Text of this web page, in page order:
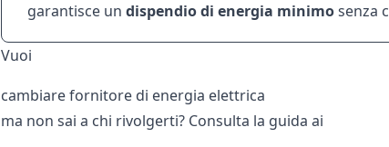
garantisce un dispendio di energia minimosenza
Vuoi
cambiare fornitore di energia elettrica
ma non sai a chi rivolgerti? Consulta la guida ai